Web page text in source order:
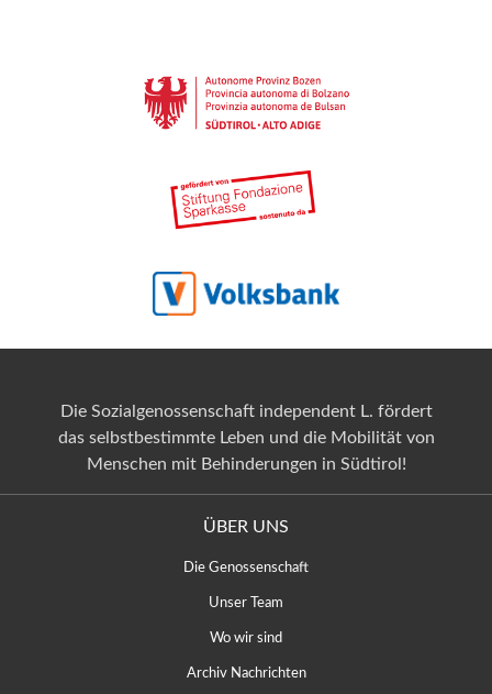
Die Sozialgenossenschaft independent L. fördert
das selbstbestimmte Leben und die Mobilität von
Menschen mit Behinderungen in Südtirol!
ÜBER UNS
Die Genossenschaft
Unser Team
Wo wir sind
Archiv Nachrichten